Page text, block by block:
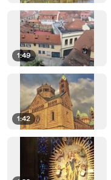
1:49
1:42